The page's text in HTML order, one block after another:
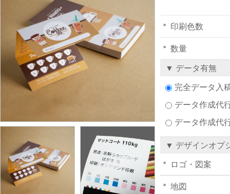
印刷色数
数量
▼ データ有無
完全データ入
データ作成代
データ作成代
▼ デザインオプ
ロゴ・図案
地図